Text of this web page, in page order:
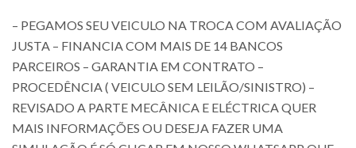
– PEGAMOS SEU VEICULO NA TROCA COM AVALIAÇÃO
JUSTA – FINANCIA COM MAIS DE 14 BANCOS
PARCEIROS – GARANTIA EM CONTRATO –
PROCEDÊNCIA ( VEICULO SEM LEILÃO/SINISTRO) –
REVISADO A PARTE MECÂNICA E ELÉCTRICA QUER
MAIS INFORMAÇÕES OU DESEJA FAZER UMA